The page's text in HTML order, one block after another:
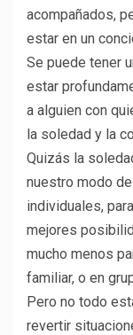
acompañados,
estar en un
Se puede tener
estar
a alguien con
la soledad y la
Quizás la
nuestro modo
individuales,
mejores
mucho menos
familiar, o en
Pero no todo
revertir